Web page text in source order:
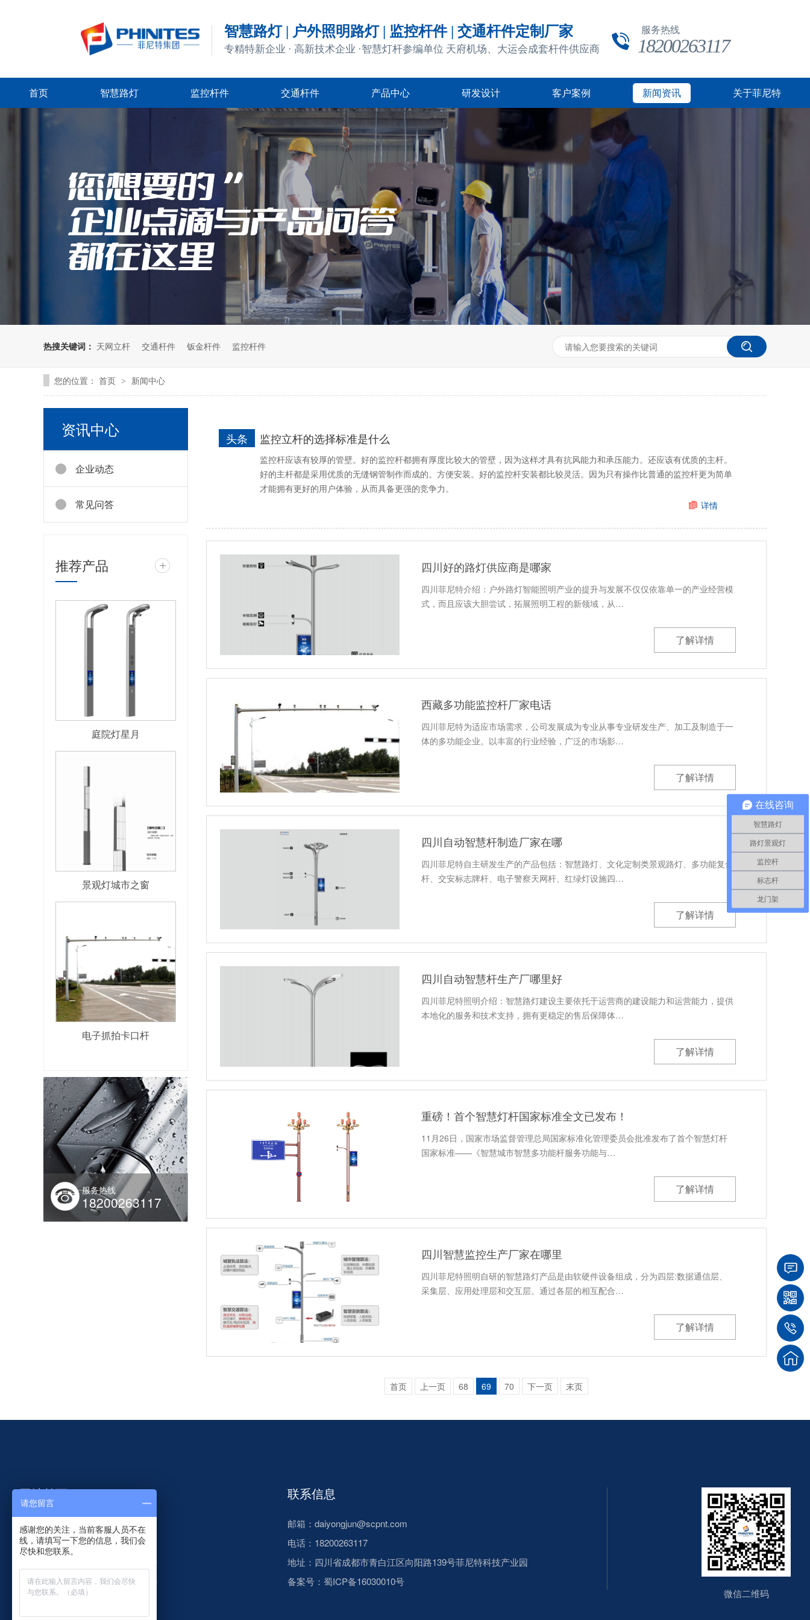
智慧路灯 | 户外照明路灯 | 监控杆件 | 交通杆件定制厂家
专精特新企业 · 高新技术企业 ·智慧灯杆参编单位 天府机场、大运会成套杆件供应商
服务热线
18200263117
首页 智慧路灯 监控杆件 交通杆件 产品中心 研发设计 客户案例 新闻资讯 关于菲尼特
热搜关键词： 天网立杆 交通杆件 钣金杆件 监控杆件
您的位置： 首页 > 新闻中心
监控立杆的选择标准是什么
头条
监控杆应该有较厚的管壁。好的监控杆都拥有厚度比较大的管壁，因为这样才具有抗风能力和承压能力。还应该有优质的主杆。
好的主杆都是采用优质的无缝钢管制作而成的。方便安装。好的监控杆安装都比较灵活。因为只有操作比普通的监控杆更为简单
才能拥有更好的用户体验，从而具备更强的竞争力。
详情
四川好的路灯供应商是哪家
四川菲尼特介绍：户外路灯智能照明产业的提升与发展不仅仅依靠单一的产业经营模
式，而且应该大胆尝试，拓展照明工程的新领域，从…
了解详情
西藏多功能监控杆厂家电话
四川菲尼特为适应市场需求，公司发展成为专业从事专业研发生产、加工及制造于一
体的多功能企业。以丰富的行业经验，广泛的市场影…
了解详情
四川自动智慧杆制造厂家在哪
四川菲尼特自主研发生产的产品包括：智慧路灯、文化定制类景观路灯、多功能复合
杆、交安标志牌杆、电子警察天网杆、红绿灯设施四…
了解详情
四川自动智慧杆生产厂哪里好
四川菲尼特照明介绍：智慧路灯建设主要依托于运营商的建设能力和运营能力，提供
本地化的服务和技术支持，拥有更稳定的售后保障体…
了解详情
重磅！首个智慧灯杆国家标准全文已发布！
11月26日，国家市场监督管理总局国家标准化管理委员会批准发布了首个智慧灯杆
国家标准——《智慧城市智慧多功能杆服务功能与…
了解详情
四川智慧监控生产厂家在哪里
四川菲尼特照明自研的智慧路灯产品是由软硬件设备组成，分为四层:数据通信层、
采集层、应用处理层和交互层。通过各层的相互配合…
了解详情
首页 上一页 68 69 70 下一页 末页
资讯中心
企业动态
常见问答
推荐产品 +
庭院灯星月
景观灯城市之窗
电子抓拍卡口杆
服务热线
18200263117
网站首页
智慧共杆
研发设计
监控杆件
客户案例
关于菲尼特
产品中心
联系菲尼特
联系信息
邮箱：daiyongjun@scpnt.com
电话：18200263117
地址：四川省成都市青白江区向阳路139号菲尼特科技产业园
备案号： 蜀ICP备16030010号
微信二维码
在线咨询
智慧路灯
路灯景观灯
监控杆
标志杆
龙门架
请您留言
感谢您的关注，当前客服人员不在
线，请填写一下您的信息，我们会
尽快和您联系。